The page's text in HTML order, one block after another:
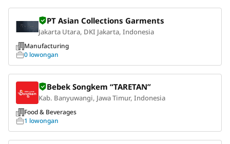
PT Asian Collections Garments
Jakarta Utara, DKI Jakarta, Indonesia
Manufacturing
0 lowongan
Bebek Songkem “TARETAN”
Kab. Banyuwangi, Jawa Timur, Indonesia
Food & Beverages
1 lowongan